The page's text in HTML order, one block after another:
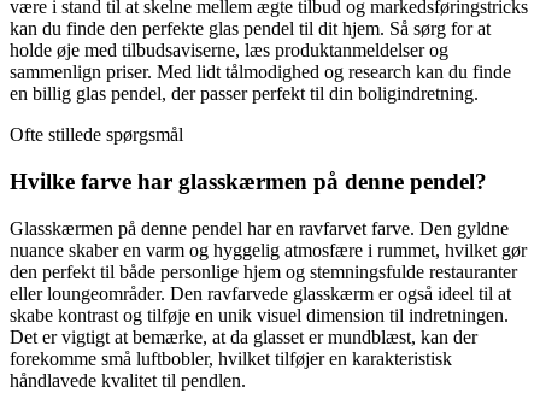
være i stand til at skelne mellem ægte tilbud og markedsføringstricks
kan du finde den perfekte glas pendel til dit hjem. Så sørg for at
holde øje med tilbudsaviserne, læs produktanmeldelser og
sammenlign priser. Med lidt tålmodighed og research kan du finde
en billig glas pendel, der passer perfekt til din boligindretning.
Ofte stillede spørgsmål
Hvilke farve har glasskærmen på denne pendel?
Glasskærmen på denne pendel har en ravfarvet farve. Den gyldne
nuance skaber en varm og hyggelig atmosfære i rummet, hvilket gør
den perfekt til både personlige hjem og stemningsfulde restauranter
eller loungeområder. Den ravfarvede glasskærm er også ideel til at
skabe kontrast og tilføje en unik visuel dimension til indretningen.
Det er vigtigt at bemærke, at da glasset er mundblæst, kan der
forekomme små luftbobler, hvilket tilføjer en karakteristisk
håndlavede kvalitet til pendlen.